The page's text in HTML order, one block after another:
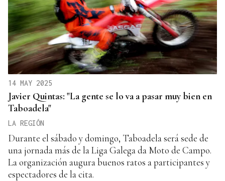
14 MAY 2025
Javier Quintas: "La gente se lo va a pasar muy bien en
Taboadela"
LA REGIÓN
Durante el sábado y domingo, Taboadela será sede de
una jornada más de la Liga Galega da Moto de Campo.
La organización augura buenos ratos a participantes y
espectadores de la cita.